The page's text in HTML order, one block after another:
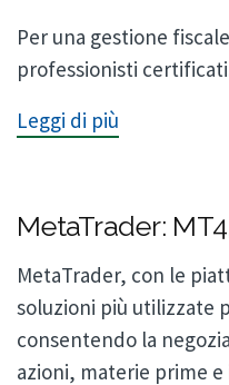
Per una gestione
professionisti
Leggi di più
MetaTrader:
MetaTrader, con le
soluzioni più utilizzate
consentendo la
azioni, materie prime